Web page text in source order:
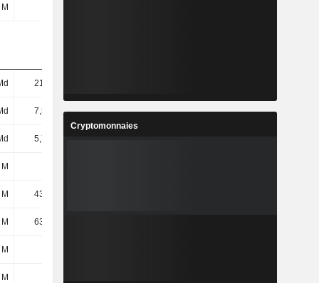
21,4 Md
7,55 Md 8,33 Md 9,04 Md
5,71 Md 6,1 Md
43,61 M
63,39 M
Cryptomonnaies